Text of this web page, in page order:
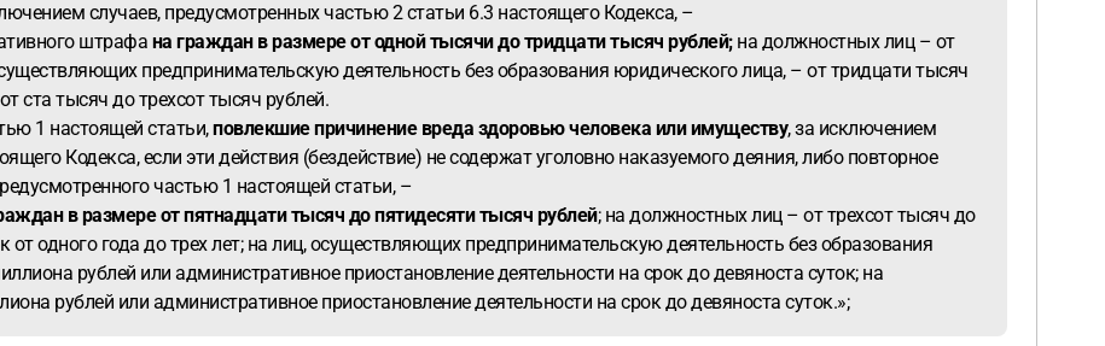
случаев, предусмотренных частью 2 статьи 6.3 настоящего Кодекса, –
штрафа на граждан в размере от одной тысячи до тридцати тысяч рублей;на должностных лиц – от
предпринимательскую деятельность без образования юридического лица, – от тридцати тысяч
ста тысяч до трехсот тысяч рублей.
1 настоящей статьи,повлекшие причинение вреда здоровью человека или имуществу, за исключением
Кодекса, если эти действия (бездействие) не содержат уголовно наказуемого деяния, либо повторное
частью 1 настоящей статьи, –
в размере от пятнадцати тысяч до пятидесяти тысяч рублей; на должностных лиц – от трехсот тысяч до
одного года до трех лет; на лиц, осуществляющих предпринимательскую деятельность без образования
рублей или административное приостановление деятельности на срок до девяноста суток; на
рублей или административное приостановление деятельности на срок до девяноста суток.»;